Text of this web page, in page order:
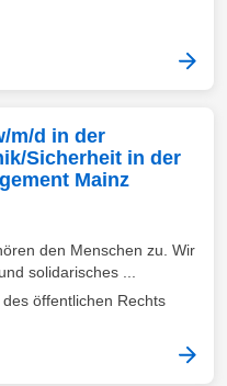
m/d in der
Sicherheit in der
Mainz
den Menschen zu. Wir
solidarisches ...
öffentlichen Rechts